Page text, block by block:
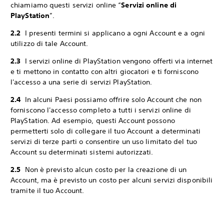
chiamiamo questi servizi online “Servizi online di
PlayStation”.
2.2 I presenti termini si applicano a ogni Account e a ogni
utilizzo di tale Account.
2.3 I servizi online di PlayStation vengono offerti via internet
e ti mettono in contatto con altri giocatori e ti forniscono
l'accesso a una serie di servizi PlayStation.
2.4 In alcuni Paesi possiamo offrire solo Account che non
forniscono l'accesso completo a tutti i servizi online di
PlayStation. Ad esempio, questi Account possono
permetterti solo di collegare il tuo Account a determinati
servizi di terze parti o consentire un uso limitato del tuo
Account su determinati sistemi autorizzati.
2.5 Non è previsto alcun costo per la creazione di un
Account, ma è previsto un costo per alcuni servizi disponibili
tramite il tuo Account.